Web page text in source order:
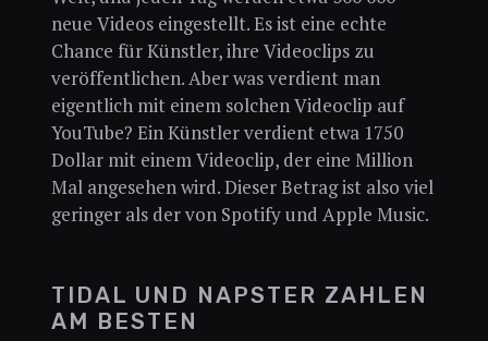
neue Videos eingestellt. Es ist eine echte
Chance für Künstler, ihre Videoclips zu
veröffentlichen. Aber was verdient man
eigentlich mit einem solchen Videoclip auf
YouTube? Ein Künstler verdient etwa 1750
Dollar mit einem Videoclip, der eine Million
Mal angesehen wird. Dieser Betrag ist also viel
geringer als der von Spotify und Apple Music.
TIDAL UND NAPSTER ZAHLEN
AM BESTEN